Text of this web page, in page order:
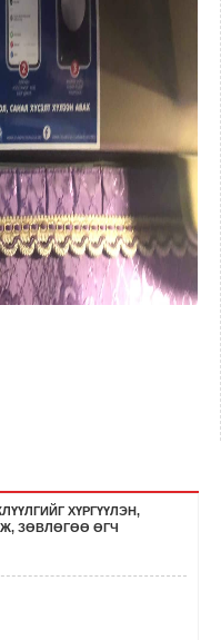
ХҮРГҮҮЛЭН,
ЗӨВЛӨГӨӨ ӨГЧ